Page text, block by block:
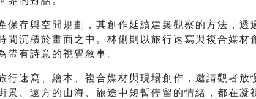
保存與空間規劃，其創作延續建築觀察的方法，透
間沉積於畫面之中。林俐則以旅行速寫與複合媒
帶有詩意的視覺敘事。
行速寫、繪本、複合媒材與現場創作，邀請觀者放
景、遠方的山海、旅途中短暫停留的情緒，都在凝